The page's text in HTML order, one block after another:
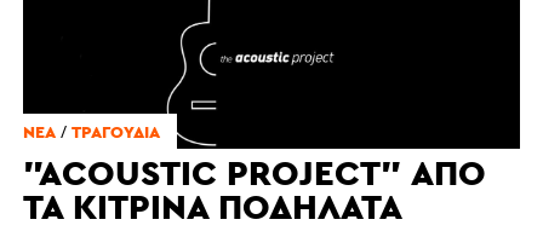
ΝΈΑ /ΤΡΑΓΟΎΔΙΑ
"ACOUSTIC PROJECT" ΑΠΌ
ΤΑ ΚΊΤΡΙΝΑ ΠΟΔΉΛΑΤΑ